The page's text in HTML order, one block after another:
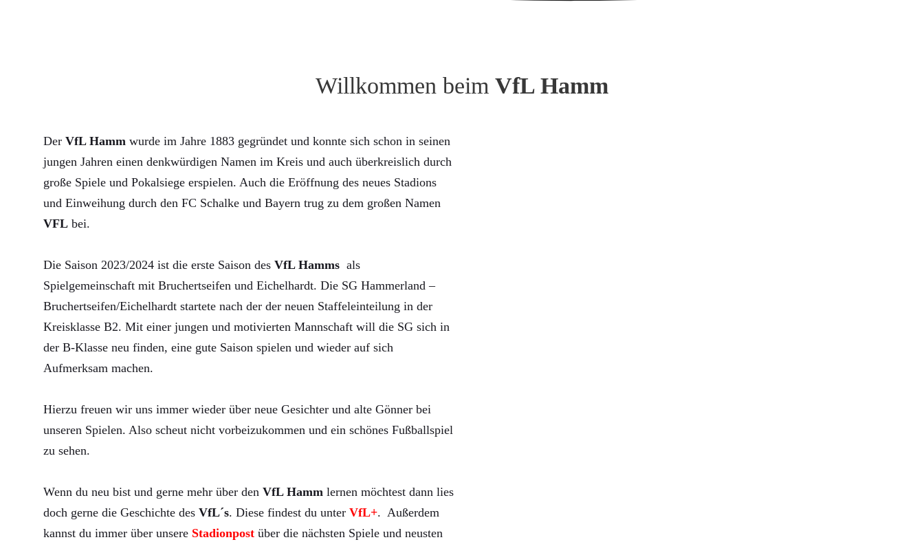
Willkommen beim VfL Hamm
Der VfL Hamm wurde im Jahre 1883 gegründet und konnte sich schon in seinen
jungen Jahren einen denkwürdigen Namen im Kreis und auch überkreislich durch
große Spiele und Pokalsiege erspielen. Auch die Eröffnung des neues Stadions
und Einweihung durch den FC Schalke und Bayern trug zu dem großen Namen
VFL bei.
Die Saison 2023/2024 ist die erste Saison des VfL Hamms als
Spielgemeinschaft mit Bruchertseifen und Eichelhardt. Die SG Hammerland –
Bruchertseifen/Eichelhardt startete nach der der neuen Staffeleinteilung in der
Kreisklasse B2. Mit einer jungen und motivierten Mannschaft will die SG sich in
der B-Klasse neu finden, eine gute Saison spielen und wieder auf sich
Aufmerksam machen.
Hierzu freuen wir uns immer wieder über neue Gesichter und alte Gönner bei
unseren Spielen. Also scheut nicht vorbeizukommen und ein schönes Fußballspiel
zu sehen.
Wenn du neu bist und gerne mehr über den VfL Hamm lernen möchtest dann lies
doch gerne die Geschichte des VfL´s. Diese findest du unter VfL+. Außerdem
kannst du immer über unsere Stadionpost über die nächsten Spiele und neusten